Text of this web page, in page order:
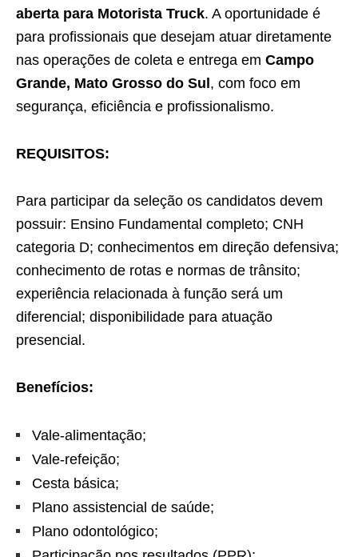
aberta para Motorista Truck. A oportunidade é
para profissionais que desejam atuar diretamente
nas operações de coleta e entrega em Campo
Grande, Mato Grosso do Sul , com foco em
segurança, eficiência e profissionalismo.
REQUISITOS:
Para participar da seleção os candidatos devem
possuir: Ensino Fundamental completo; CNH
categoria D; conhecimentos em direção defensiva;
conhecimento de rotas e normas de trânsito;
experiência relacionada à função será um
diferencial; disponibilidade para atuação
presencial.
Benefícios:
Vale-alimentação;
Vale-refeição;
Cesta básica;
Plano assistencial de saúde;
Plano odontológico;